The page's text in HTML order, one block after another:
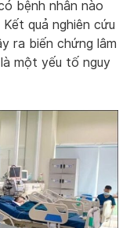
bệnh nhân nào
quả nghiên cứu
ra biến chứng lâm
một yếu tố nguy